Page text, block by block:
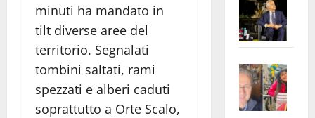
minuti ha mandato in
tilt diverse aree del
territorio. Segnalati
tombini saltati, rami
spezzati e alberi caduti
soprattutto a Orte Scalo,
apre